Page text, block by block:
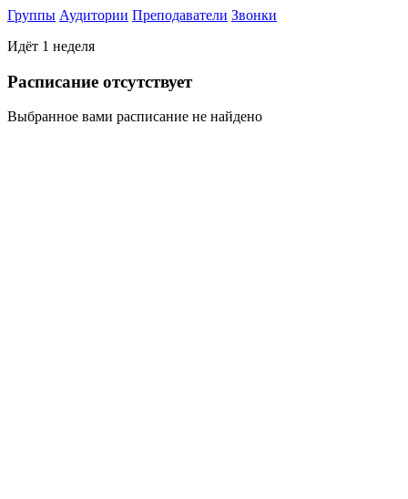
Группы Аудитории Преподаватели Звонки
Идёт 1 неделя
Раcписание отсутствует
Выбранное вами расписание не найдено